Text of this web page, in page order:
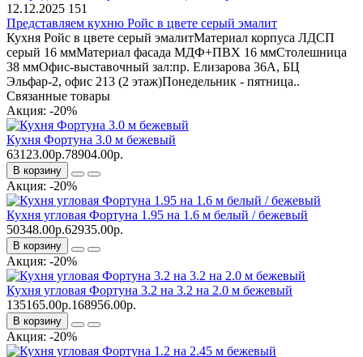
12.12.2025 151
Представляем кухню Ройс в цвете серый эмалит
Кухня Ройс в цвете серый эмалитМатериал корпуса ЛДСП
серый 16 ммМатериал фасада МДФ+ПВХ 16 ммСтолешница
38 ммОфис-выставочный зал:пр. Елизарова 36А, БЦ
Эльфар-2, офис 213 (2 этаж)Понедельник - пятница..
Связанные товары
Акция: -20%
Кухня Фортуна 3.0 м бежевый
63123.00р.78904.00р.
В корзину
Акция: -20%
Кухня угловая Фортуна 1.95 на 1.6 м белый / бежевый
50348.00р.62935.00р.
В корзину
Акция: -20%
Кухня угловая Фортуна 3.2 на 3.2 на 2.0 м бежевый
135165.00р.168956.00р.
В корзину
Акция: -20%